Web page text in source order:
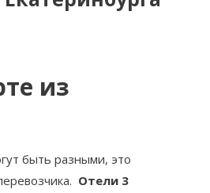
из
быть разными, это
Отели 3